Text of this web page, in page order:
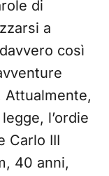
di
a
così
Attualmente,
l’ordie
Carlo III
40 anni,